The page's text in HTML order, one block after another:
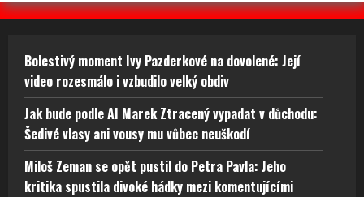
Bolestivý moment Ivy Pazderkové na dovolené: Její
video rozesmálo i vzbudilo velký obdiv
Jak bude podle AI Marek Ztracený vypadat v důchodu:
Šedivé vlasy ani vousy mu vůbec neuškodí
Miloš Zeman se opět pustil do Petra Pavla: Jeho
kritika spustila divoké hádky mezi komentujícími